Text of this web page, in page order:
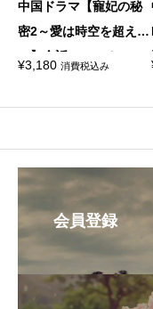
中国ドラマ【寵妃の秘
密2～愛は時空を超えて
～】全話 DVD＆Blu-r
¥3,180 消費税込み
会員登録